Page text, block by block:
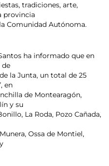
tradiciones, arte,
provincia
Comunidad Autónoma.
ha informado que en
de
la Junta, un total de 25
en
de Montearagón,
y su
La Roda, Pozo Cañada,
Ossa de Montiel,